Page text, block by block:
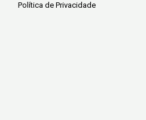
Política de Privacidade